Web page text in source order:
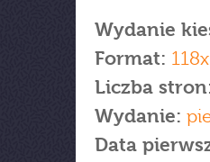
Wydanie
Format:
Liczba
Wydanie:
Data